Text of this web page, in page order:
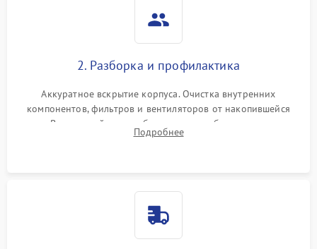
2. Разборка и профилактика
Аккуратное вскрытие корпуса. Очистка внутренних
компонентов, фильтров и вентиляторов от накопившейся
пыли. Визуальный осмотр блока питания, балласта лампы и
материнской платы на наличие прогаров или вздутых
Подробнее